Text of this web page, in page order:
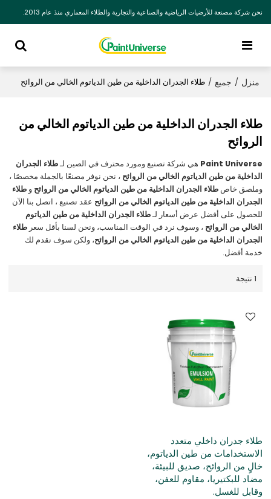
نحن شركة مصنعة للأرضيات الرياضية والصناعية والتجارية والطلاء المعماري منذ عام 2013.
منزل / جميع / طلاء الجدران الداخلية من طين الدياتوم الخالي من الروائح
طلاء الجدران الداخلية من طين الدياتوم الخالي من
الروائح
Paint Universe هي شركة تصنيع ومورد محترف في الصين لـطلاء الجدران
الداخلية من طين الدياتوم الخالي من الروائح ، نحن نوفر مصنعًا بالجملة مخصصًا ،
وملصق خاصطلاء الجدران الداخلية من طين الدياتوم الخالي من الروائح وطلاء
الجدران الداخلية من طين الدياتوم الخالي من الروائح عقد تصنيع ، اتصل بنا الآن
للحصول على أفضل عرض أسعار لـطلاء الجدران الداخلية من طين الدياتوم
الخالي من الروائح ، وسوف نرد في الوقت المناسب، ونحن لسنا بأقل سعرطلاء
الجدران الداخلية من طين الدياتوم الخالي من الروائح، ولكن سوف نقدم لك
خدمة أفضل.
1 نتيجة
طلاء جدران داخلي متعدد
الاستخدامات من طين الدياتوم،
خالٍ من الروائح، صديق للبيئة،
مضاد للبكتيريا، مقاوم للعفن،
وقابل للغسل.